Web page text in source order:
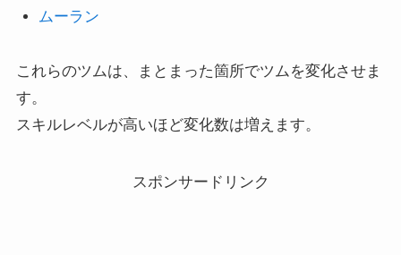
ムーラン
これらのツムは、まとまった箇所でツムを変化させま
す。
スキルレベルが高いほど変化数は増えます。
スポンサードリンク